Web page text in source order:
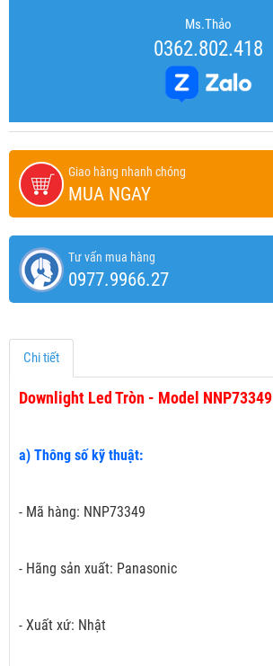
Ms.Thảo
0362.802.418
Giao hàng nhanh chóng
MUA NGAY
Tư vấn mua hàng
0977.9966.27
Chi tiết
Downlight Led Tròn - Model NNP73349
a) Thông số kỹ thuật:
- Mã hàng: NNP73349
- Hãng sản xuất: Panasonic
- Xuất xứ: Nhật